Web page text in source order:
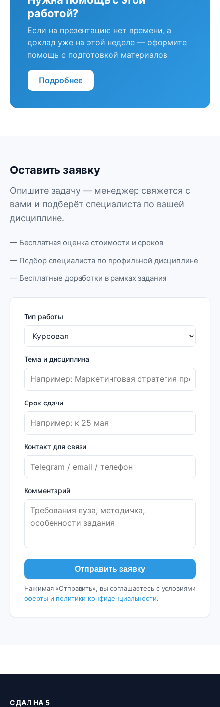
работой?
Если на презентацию нет времени, а
доклад уже на этой неделе — оформите
помощь с подготовкой материалов
Подробнее
Оставить заявку
Опишите задачу — менеджер свяжется с
вами и подберёт специалиста по вашей
дисциплине.
— Бесплатная оценка стоимости и сроков
— Подбор специалиста по профильной дисциплине
— Бесплатные доработки в рамках задания
Тип работы
Тема и дисциплина
Срок сдачи
Контакт для связи
Комментарий
Отправить заявку
Нажимая «Отправить», вы соглашаетесь с условиями
оферты и политики конфиденциальности.
СДАЛ НА 5